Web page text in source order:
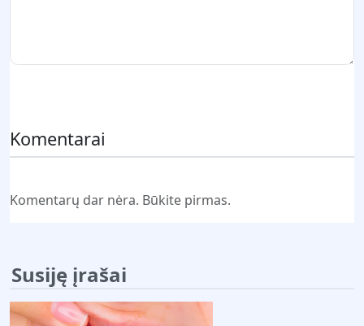
Komentarai
Komentarų dar nėra. Būkite pirmas.
Susiję įrašai